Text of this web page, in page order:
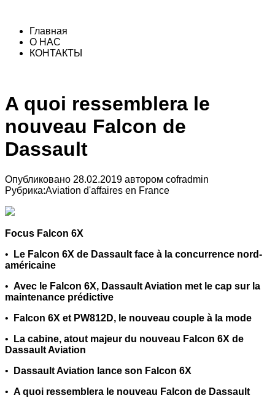
Главная
О НАС
КОНТАКТЫ
A quoi ressemblera le
nouveau Falcon de
Dassault
Опубликовано 28.02.2019 автором cofradmin
Рубрика:Aviation d'affaires en France
Focus Falcon 6X
•
Le Falcon 6X de Dassault face à la concurrence nord-
américaine
• Avec le Falcon 6X, Dassault Aviation met le cap sur la
maintenance prédictive
•
Falcon 6X et PW812D, le nouveau couple à la mode
•
La cabine, atout majeur du nouveau Falcon 6X de
Dassault Aviation
•
Dassault Aviation lance son Falcon 6X
• A quoi ressemblera le nouveau Falcon de Dassault